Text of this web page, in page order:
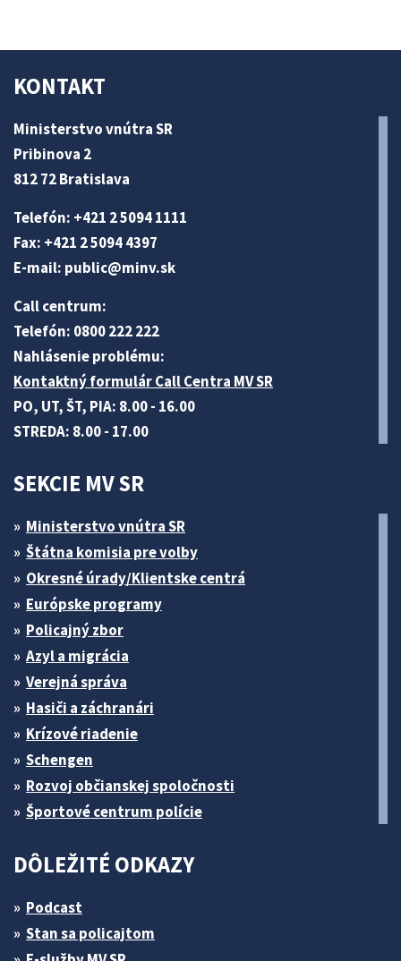
KONTAKT
Ministerstvo vnútra SR
Pribinova 2
812 72 Bratislava
Telefón: +421 2 5094 1111
Fax: +421 2 5094 4397
E-mail: public@minv.sk
Call centrum:
Telefón: 0800 222 222
Nahlásenie problému:
Kontaktný formulár Call Centra MV SR
PO, UT, ŠT, PIA: 8.00 - 16.00
STREDA: 8.00 - 17.00
SEKCIE MV SR
Ministerstvo vnútra SR
Štátna komisia pre volby
Okresné úrady/Klientske centrá
Európske programy
Policajný zbor
Azyl a migrácia
Verejná správa
Hasiči a záchranári
Krízové riadenie
Schengen
Rozvoj občianskej spoločnosti
Športové centrum polície
DÔLEŽITÉ ODKAZY
Podcast
Stan sa policajtom